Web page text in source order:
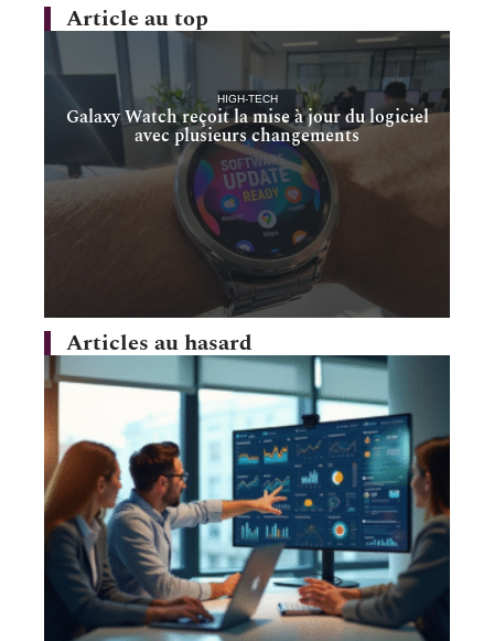
Article au top
HIGH-TECH
Galaxy Watch reçoit la mise à jour du logiciel
avec plusieurs changements
Articles au hasard